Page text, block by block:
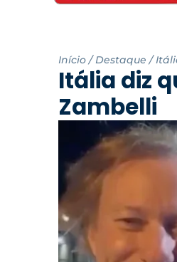
Início / Destaque /
Itália diz
Zambelli